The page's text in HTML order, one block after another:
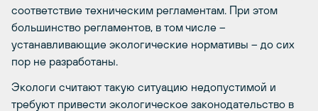
соответствие техническим регламентам. При этом
большинство регламентов, в том числе –
устанавливающие экологические нормативы – до сих
пор не разработаны.
Экологи считают такую ситуацию недопустимой и
требуют привести экологическое законодательство в